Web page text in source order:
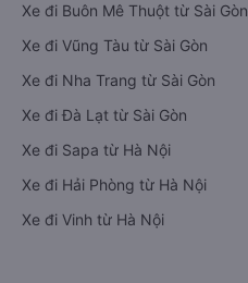
Xe đi Buôn Mê Thuột từ Sài Gòn
Xe đi Vũng Tàu từ Sài Gòn
Xe đi Nha Trang từ Sài Gòn
Xe đi Đà Lạt từ Sài Gòn
Xe đi Sapa từ Hà Nội
Xe đi Hải Phòng từ Hà Nội
Xe đi Vinh từ Hà Nội